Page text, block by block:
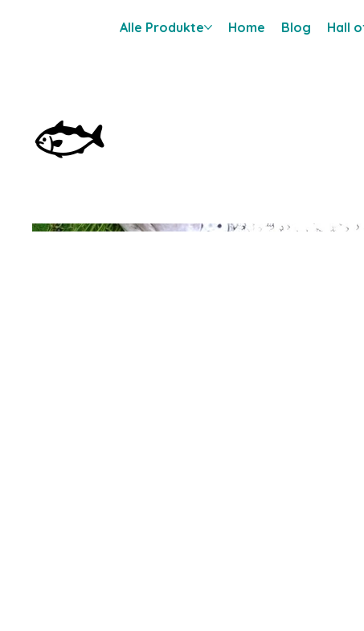
Alle Produkte Home Blog Hall
🐟